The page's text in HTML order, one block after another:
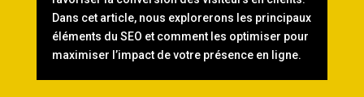
Dans cet article, nous explorerons les principaux
éléments du SEO et comment les optimiser pour
maximiser l’impact de votre présence en ligne.